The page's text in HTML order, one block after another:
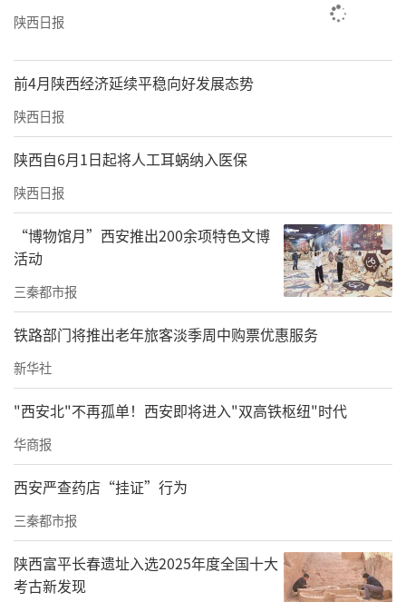
白河木瓜果实长椭圆形，果个较大，果皮金黄
色，成熟后果皮较厚，果面光滑，果梗短粗，
果心横剖面呈圆形闭合，果肉黄白色，果实芳
香，富含17种氨基酸，具有独特的清香气味。
现代药理研究表明，光皮木瓜含有糖类、蛋白
质、脂肪、矿物质、胡萝卜素、黄酮、果酸、
皂苷、木瓜蛋白酶及木瓜碱、齐墩果酸、苹果
酸、枸橼酸、酒石酸等成分。木瓜蛋白酶能帮
助消化，木瓜碱具有抗淋巴性白血病细胞的强
烈抗癌活性，齐墩果酸具有护肝抗肝炎特效。
最新研究显示，木瓜还能增强人体抵抗力。
陕西日报
前4月陕西经济延续平稳向好发展态势
陕西日报
陕西自6月1日起将人工耳蜗纳入医保
陕西日报
“博物馆月”西安推出200余项特色文博
活动
三秦都市报
铁路部门将推出老年旅客淡季周中购票优惠服务
新华社
"西安北"不再孤单！西安即将进入"双高铁枢纽"时代
华商报
西安严查药店“挂证”行为
三秦都市报
陕西富平长春遗址入选2025年度全国十大
考古新发现